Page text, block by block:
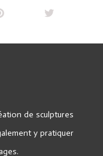
de sculptures
y pratiquer